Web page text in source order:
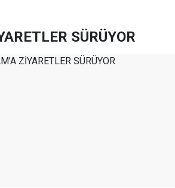
SÜRÜYOR